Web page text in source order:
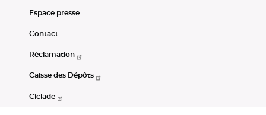
Espace presse
Contact
Réclamation
Caisse des Dépôts
Ciclade